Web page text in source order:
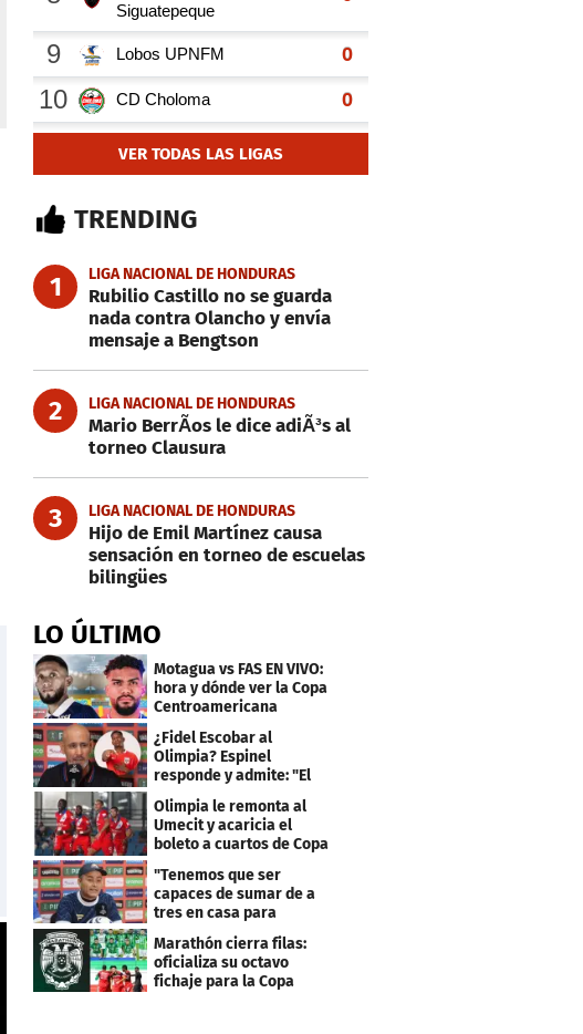
VER TODAS LAS LIGAS
TRENDING
1 LIGA NACIONAL DE HONDURAS
Rubilio Castillo no se guarda
nada contra Olancho y envía
mensaje a Bengtson
2 LIGA NACIONAL DE HONDURAS
Mario BerrÃ­os le dice adiÃ³s al
torneo Clausura
3 LIGA NACIONAL DE HONDURAS
Hijo de Emil Martínez causa
sensación en torneo de escuelas
bilingües
LO ÚLTIMO
Motagua vs FAS EN VIVO:
hora y dónde ver la Copa
Centroamericana
¿Fidel Escobar al
Olimpia? Espinel
responde y admite: "El
resultado fue corto"
Olimpia le remonta al
Umecit y acaricia el
boleto a cuartos de Copa
"Tenemos que ser
capaces de sumar de a
tres en casa para
asegurar la
clasificación"
Marathón cierra filas:
oficializa su octavo
fichaje para la Copa